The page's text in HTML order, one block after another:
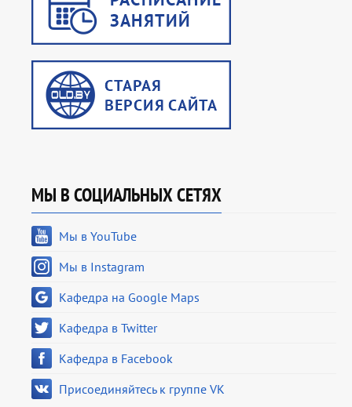
МЫ В СОЦИАЛЬНЫХ СЕТЯХ
Мы в YouTube
Мы в Instagram
Кафедра на Google Maps
Кафедра в Twitter
Кафедра в Facebook
Присоединяйтесь к группе VK